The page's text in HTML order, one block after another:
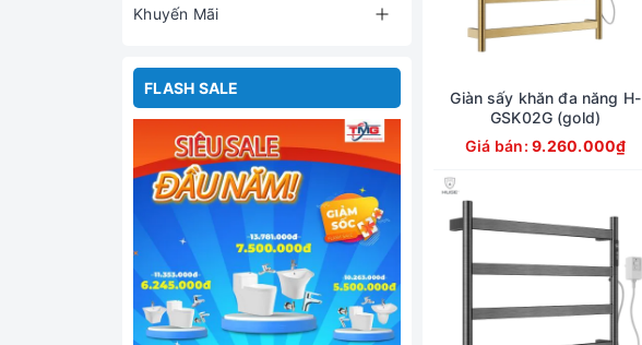
Khuyến Mãi
FLASH SALE
Giàn sấy khăn đa năng H-
GSK02G (gold)
Giá bán: 9.260.000₫